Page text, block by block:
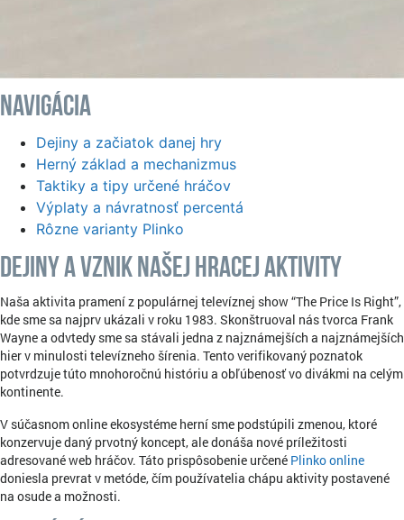
Navigácia
Dejiny a začiatok danej hry
Herný základ a mechanizmus
Taktiky a tipy určené hráčov
Výplaty a návratnosť percentá
Rôzne varianty Plinko
Dejiny a vznik našej hracej aktivity
Naša aktivita pramení z populárnej televíznej show “The Price Is Right”,
kde sme sa najprv ukázali v roku 1983. Skonštruoval nás tvorca Frank
Wayne a odvtedy sme sa stávali jedna z najznámejších a najznámejších
hier v minulosti televízneho šírenia. Tento verifikovaný poznatok
potvrdzuje túto mnohoročnú históriu a obľúbenosť vo divákmi na celým
kontinente.
V súčasnom online ekosystéme herní sme podstúpili zmenou, ktoré
konzervuje daný prvotný koncept, ale donáša nové príležitosti
adresované web hráčov. Táto prispôsobenie určené Plinko online
doniesla prevrat v metóde, čím používatelia chápu aktivity postavené
na osude a možnosti.